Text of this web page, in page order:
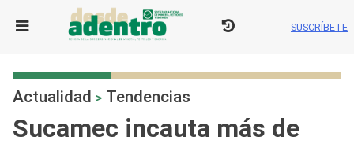
SUSCRÍBETE
Actualidad > Tendencias
Sucamec incauta más de